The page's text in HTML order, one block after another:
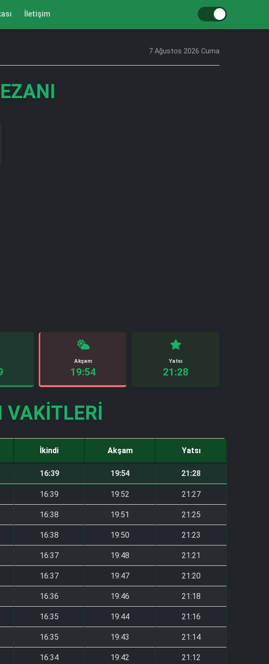
İletişim
7 Ağustos 2026 Cuma
Akşam
19:54
Yatsı
21:28
VAKITLERI
İkindi Akşam Yatsı
16:39 19:54 21:28
16:39 19:52 21:27
16:38 19:51 21:25
16:38 19:50 21:23
16:37 19:48 21:21
16:37 19:47 21:20
16:36 19:46 21:18
16:35 19:44 21:16
16:35 19:43 21:14
16:34 19:42 21:12